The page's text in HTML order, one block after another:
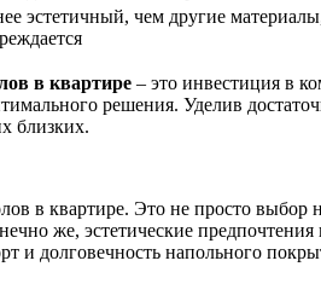
эстетичный, чем другие
в квартире – это инвестиция в
решения. Уделив
близких.
в квартире. Это не просто
же, эстетические предпочтения
и долговечность напольного